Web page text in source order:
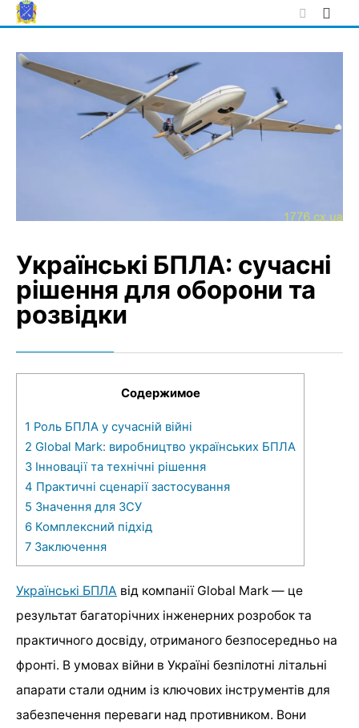
Skip
to
Українські БПЛА: сучасні
рішення для оборони та
розвідки
Содержимое
1 Роль БПЛА у сучасній війні
2 Global Mark: виробництво українських БПЛА
3 Інновації та технічні рішення
4 Практичні сценарії застосування
5 Значення для ЗСУ
6 Комплексний підхід
7 Заключення
Українські БПЛА від компанії Global Mark — це
результат багаторічних інженерних розробок та
практичного досвіду, отриманого безпосередньо на
фронті. В умовах війни в Україні безпілотні літальні
апарати стали одним із ключових інструментів для
забезпечення переваги над противником. Вони